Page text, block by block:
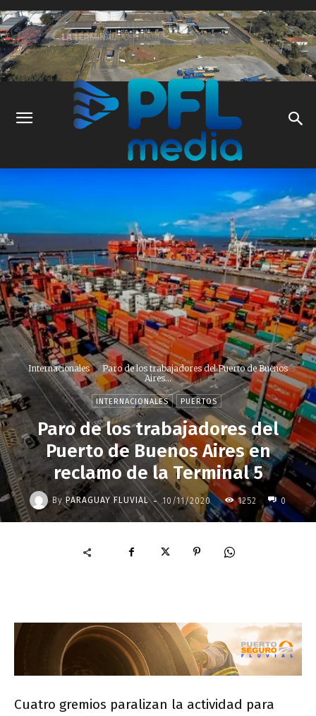
Internacionales
Paro de los trabajadores del Puerto de Buenos
Aires...
INTERNACIONALES PUERTOS
Paro de los trabajadores del
Puerto de Buenos Aires en
reclamo de la Terminal 5
By PARAGUAY FLUVIAL - 10/11/2020 1252 0
Cuatro gremios paralizan la actividad para